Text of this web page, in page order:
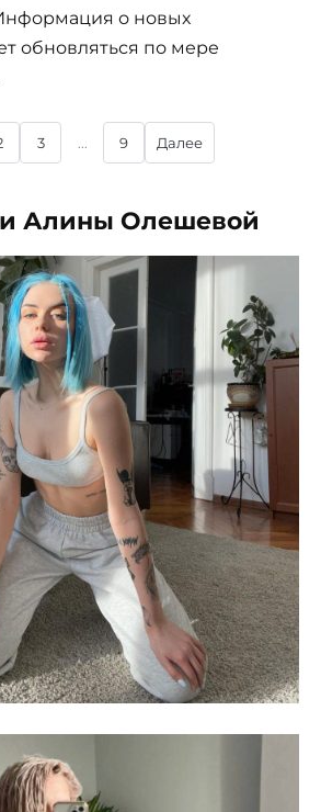
о новых
обновляться по мере
3 ... 9 Далее
Алины Олешевой